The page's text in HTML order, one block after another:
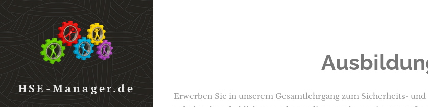
HSE-Manager.de
Erwerben Sie in unserem Gesamtlehrgang zum Sicherheits-